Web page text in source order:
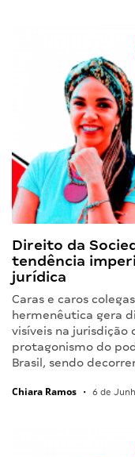
Direito da
tendência
jurídica
Caras e caros
hermenêutica gera
visíveis na jurisdição
protagonismo do
Brasil, sendo
Chiara Ramos • 6 de